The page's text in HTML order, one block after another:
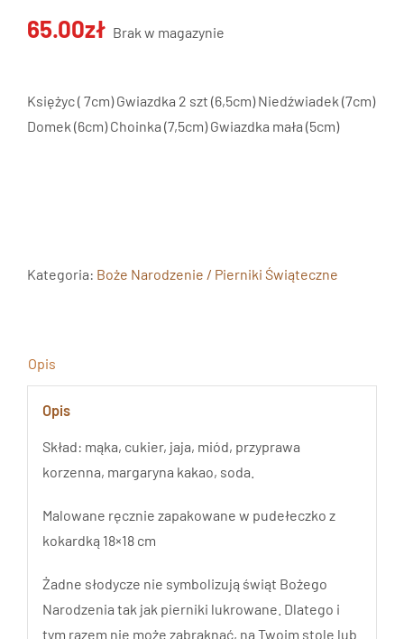
65.00zł Brak w magazynie
Księżyc ( 7cm) Gwiazdka 2 szt (6,5cm) Niedźwiadek (7cm)
Domek (6cm) Choinka (7,5cm) Gwiazdka mała (5cm)
Kategoria: Boże Narodzenie / Pierniki Świąteczne
Opis
Opis
Skład: mąka, cukier, jaja, miód, przyprawa
korzenna, margaryna kakao, soda.
Malowane ręcznie zapakowane w pudełeczko z
kokardką 18×18 cm
Żadne słodycze nie symbolizują świąt Bożego
Narodzenia tak jak pierniki lukrowane. Dlatego i
tym razem nie może zabraknąć, na Twoim stole lub